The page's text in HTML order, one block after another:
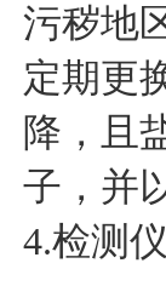
污秽地
定期更
降，且
子，并
4.检测